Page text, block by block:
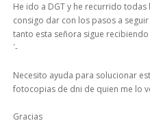
He ido a DGT y he recurrido
consigo dar con los pasos a
tanto esta señora sigue
´-
Necesito ayuda para solucionar
fotocopias de dni de quien me lo
Gracias